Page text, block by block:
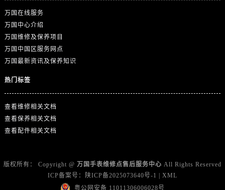
广东省汕头市龙湖区长平路万国售后服务中心（需提前预约）
广东省云浮市云城区金山路万国售后服务中心（需提前预约）
万国在线服务
万国中心介绍
万国维修及保养项目
万国中国区服务网点
万国最新资讯及保养知识
热门标签
查看维修相关文档
查看保养相关文档
查看配件相关文档
版权所有： Copyright @ 万国手表维修点售后服务中心 All Rights Reserved
ICP备案号：
陕ICP备2025073640号-1 | XML
粤公网安备 11011306006028号